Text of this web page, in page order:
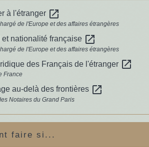
à l'étranger open_in_new
de l'Europe et des affaires étrangères
et nationalité française open_in_new
de l'Europe et des affaires étrangères
des Français de l'étranger open_in_new
France
au-delà des frontières open_in_new
Notaires du Grand Paris
faire si...